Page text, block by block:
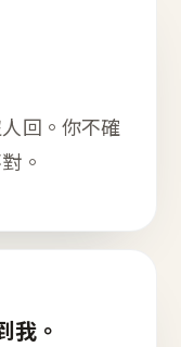
回。你不確
。
我。